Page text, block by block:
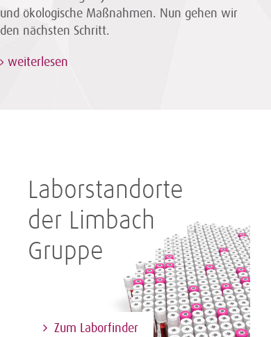
und ökologische Maßnahmen. Nun gehen wir
den nächsten Schritt.
weiterlesen
Laborstandorte
der Limbach
Gruppe
Zum Laborfinder